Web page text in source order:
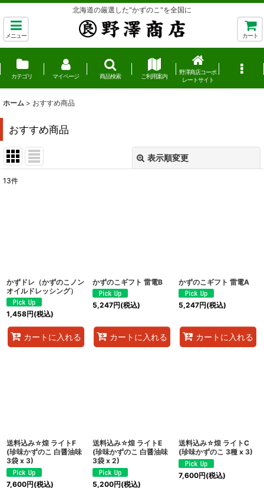
北海道の厳選した"かずのこ"を全国に
メニュー カート
カテゴリ マイページ 商品検索 ご利用案内
野澤商店コーポ
レートサイト
ホーム > おすすめ商品
おすすめ商品
表示順変更
13件
かずドレ（かずのこノン
オイルドレッシング）
1,458円(税込)
カートに入れる
かずのこギフト 雷電B
5,247円(税込)
カートに入れる
かずのこギフト 雷電A
5,247円(税込)
カートに入れる
送料込み☆煌 ライトF
(珍味かずのこ 白醤油味
3袋 x 3)
7,600円(税込)
送料込み☆煌 ライトE
(珍味かずのこ 白醤油味
3袋 x 2)
5,200円(税込)
送料込み☆煌 ライトC
(珍味かずのこ 3種 x 3)
7,600円(税込)